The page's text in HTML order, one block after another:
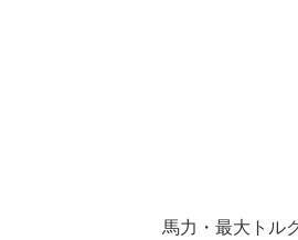
馬力・最大トル